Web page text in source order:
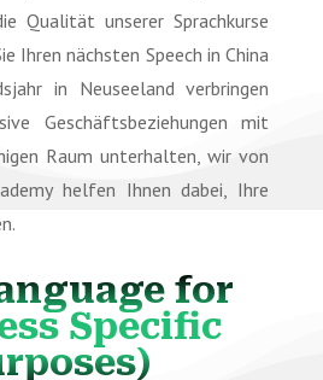
Qualität unserer Sprachkurse
Ihren nächsten Speech in China
in Neuseeland verbringen
Geschäftsbeziehungen mit
Raum unterhalten, wir von
helfen Ihnen dabei, Ihre
for
Specific